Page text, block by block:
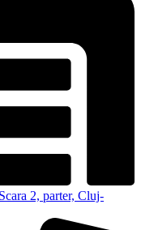
2, parter, Cluj-